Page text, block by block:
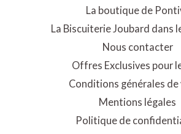
La boutique de
La Biscuiterie Joubard dans
Nous contacter
Offres Exclusives pour
Conditions générales de
Mentions légales
Politique de